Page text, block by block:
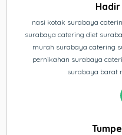
nasi kotak surabaya
surabaya catering diet
murah surabaya catering
pernikahan surabaya
surabaya barat